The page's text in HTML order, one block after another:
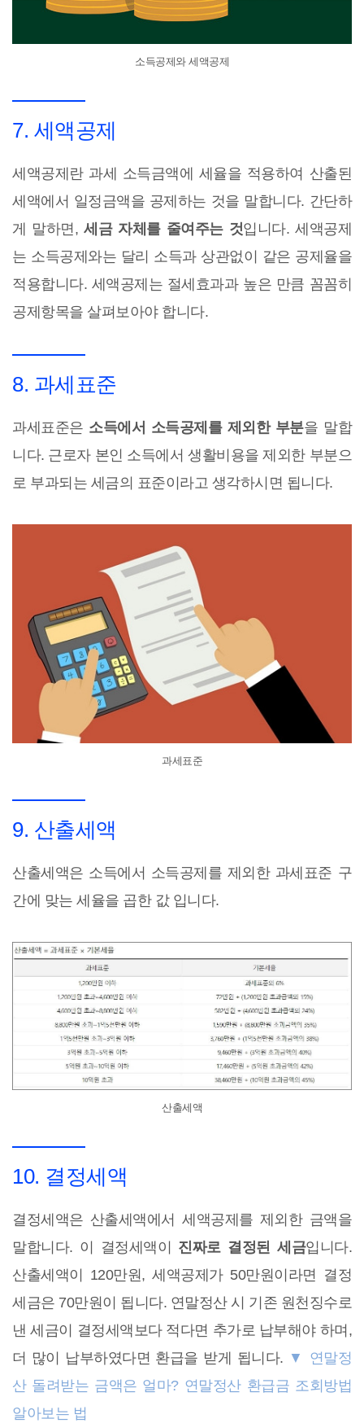
소득공제와 세액공제
7. 세액공제
세액공제란 과세 소득금액에 세율을 적용하여 산출된
세액에서 일정금액을 공제하는 것을 말합니다. 간단하
게 말하면,세금 자체를 줄여주는 것입니다. 세액공제
는 소득공제와는 달리 소득과 상관없이 같은 공제율을
적용합니다. 세액공제는 절세효과과 높은 만큼 꼼꼼히
공제항목을 살펴보아야 합니다.
8. 과세표준
과세표준은 소득에서 소득공제를 제외한 부분을 말합
니다. 근로자 본인 소득에서 생활비용을 제외한 부분으
로 부과되는 세금의 표준이라고 생각하시면 됩니다.
과세표준
9. 산출세액
산출세액은 소득에서 소득공제를 제외한 과세표준 구
간에 맞는 세율을 곱한 값 입니다.
산출세액
10. 결정세액
결정세액은 산출세액에서 세액공제를 제외한 금액을
말합니다. 이 결정세액이 진짜로 결정된 세금입니다.
산출세액이 120만원, 세액공제가 50만원이라면 결정
세금은 70만원이 됩니다. 연말정산 시 기존 원천징수로
낸 세금이 결정세액보다 적다면 추가로 납부해야 하며,
더 많이 납부하였다면 환급을 받게 됩니다. ▼ 연말정
산 돌려받는 금액은 얼마? 연말정산 환급금 조회방법
알아보는 법